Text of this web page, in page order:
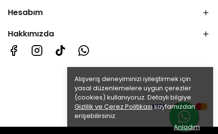
Alışveriş deneyiminizi iyileştirmek için
yasal düzenlemelere uygun çerezler
(cookies) kullanıyoruz. Detaylı bilgiye
Gizlilik ve Çerez Politikasısayfamızdan
erişebilirsiniz.
Anladım
Hesabım
Hakkımızda